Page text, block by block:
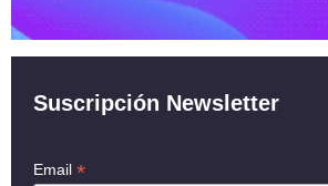
Suscripción Newsletter
Email *